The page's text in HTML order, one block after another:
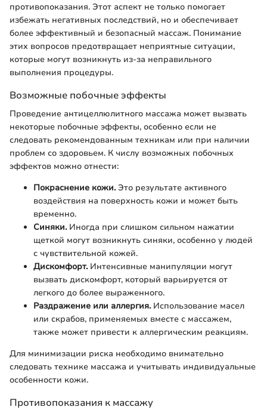
противопоказания. Этот аспект не только помогает
избежать негативных последствий, но и обеспечивает
более эффективный и безопасный массаж. Понимание
этих вопросов предотвращает неприятные ситуации,
которые могут возникнуть из-за неправильного
выполнения процедуры.
Возможные побочные эффекты
Проведение антицеллюлитного массажа может вызвать
некоторые побочные эффекты, особенно если не
следовать рекомендованным техникам или при наличии
проблем со здоровьем. К числу возможных побочных
эффектов можно отнести:
Покраснение кожи.Это результате активного
воздействия на поверхность кожи и может быть
временно.
Синяки.Иногда при слишком сильном нажатии
щеткой могут возникнуть синяки, особенно у людей
с чувствительной кожей.
Дискомфорт.Интенсивные манипуляции могут
вызвать дискомфорт, который варьируется от
легкого до более выраженного.
Раздражение или аллергия.Использование масел
или скрабов, применяемых вместе с массажем,
также может привести к аллергическим реакциям.
Для минимизации риска необходимо внимательно
следовать технике массажа и учитывать индивидуальные
особенности кожи.
Противопоказания к массажу